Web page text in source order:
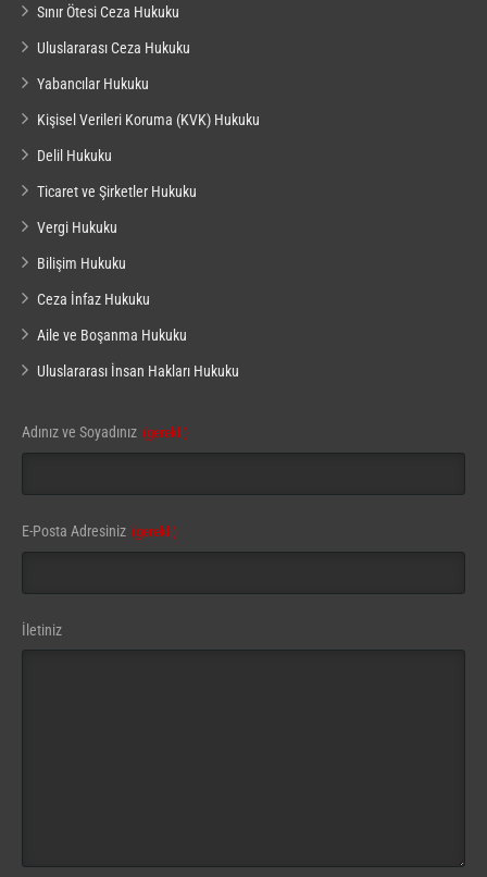
Sınır Ötesi Ceza Hukuku
Uluslararası Ceza Hukuku
Yabancılar Hukuku
Kişisel Verileri Koruma (KVK) Hukuku
Delil Hukuku
Ticaret ve Şirketler Hukuku
Vergi Hukuku
Bilişim Hukuku
Ceza İnfaz Hukuku
Aile ve Boşanma Hukuku
Uluslararası İnsan Hakları Hukuku
Adınız ve Soyadınız (gerekli)
E-Posta Adresiniz (gerekli)
İletiniz